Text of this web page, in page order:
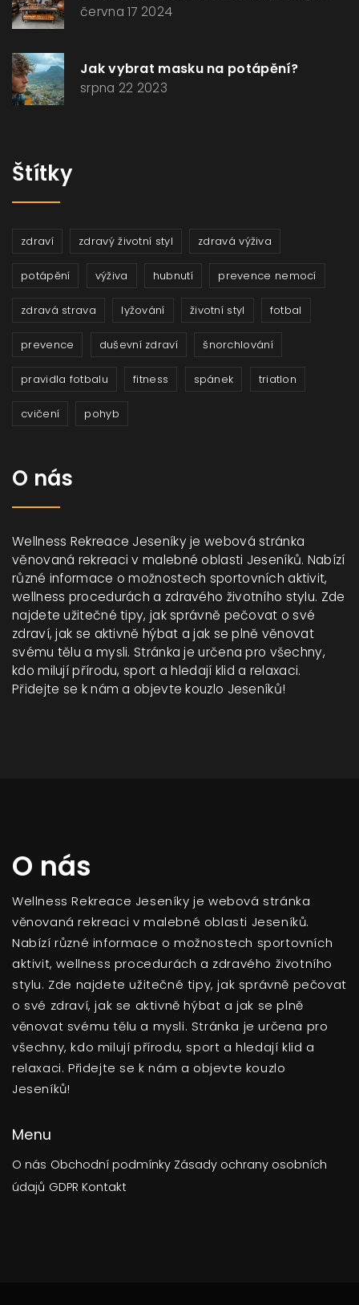
června 17 2024
Jak vybrat masku na potápění?
srpna 22 2023
Štítky
zdraví zdravý životní styl zdravá výživa
potápění výživa hubnutí prevence nemocí
zdravá strava lyžování životní styl fotbal
prevence duševní zdraví šnorchlování
pravidla fotbalu fitness spánek triatlon
cvičení pohyb
O nás
Wellness Rekreace Jeseníky je webová stránka
věnovaná rekreaci v malebné oblasti Jeseníků. Nabízí
různé informace o možnostech sportovních aktivit,
wellness procedurách a zdravého životního stylu. Zde
najdete užitečné tipy, jak správně pečovat o své
zdraví, jak se aktivně hýbat a jak se plně věnovat
svému tělu a mysli. Stránka je určena pro všechny,
kdo milují přírodu, sport a hledají klid a relaxaci.
Přidejte se k nám a objevte kouzlo Jeseníků!
O nás
Wellness Rekreace Jeseníky je webová stránka
věnovaná rekreaci v malebné oblasti Jeseníků.
Nabízí různé informace o možnostech sportovních
aktivit, wellness procedurách a zdravého životního
stylu. Zde najdete užitečné tipy, jak správně pečovat
o své zdraví, jak se aktivně hýbat a jak se plně
věnovat svému tělu a mysli. Stránka je určena pro
všechny, kdo milují přírodu, sport a hledají klid a
relaxaci. Přidejte se k nám a objevte kouzlo
Jeseníků!
Menu
O nás Obchodní podmínky Zásady ochrany osobních
údajů GDPR Kontakt